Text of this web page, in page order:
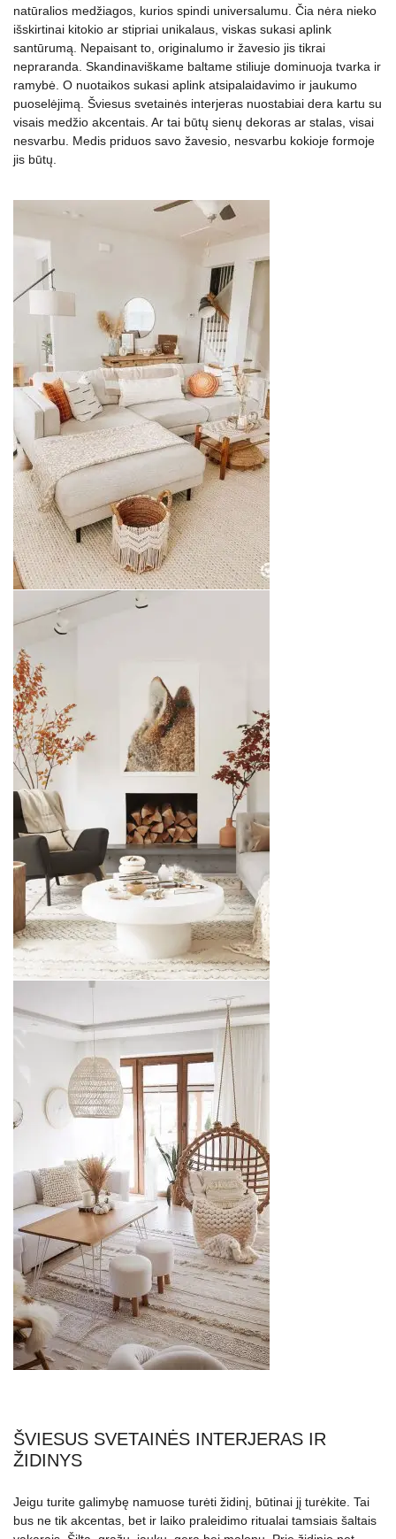
natūralios medžiagos, kurios spindi universalumu. Čia nėra nieko
išskirtinai kitokio ar stipriai unikalaus, viskas sukasi aplink
santūrumą. Nepaisant to, originalumo ir žavesio jis tikrai
nepraranda. Skandinaviškame baltame stiliuje dominuoja tvarka ir
ramybė. O nuotaikos sukasi aplink atsipalaidavimo ir jaukumo
puoselėjimą. Šviesus svetainės interjeras nuostabiai dera kartu su
visais medžio akcentais. Ar tai būtų sienų dekoras ar stalas, visai
nesvarbu. Medis priduos savo žavesio, nesvarbu kokioje formoje
jis būtų.
ŠVIESUS SVETAINĖS INTERJERAS IR
ŽIDINYS
Jeigu turite galimybę namuose turėti židinį, būtinai jį turėkite. Tai
bus ne tik akcentas, bet ir laiko praleidimo ritualai tamsiais šaltais